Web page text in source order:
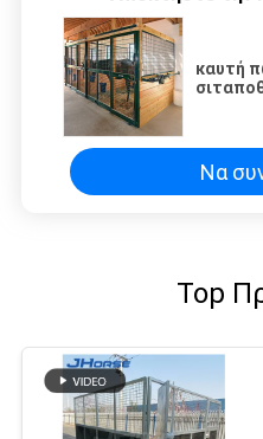
καυτή
Να
Top